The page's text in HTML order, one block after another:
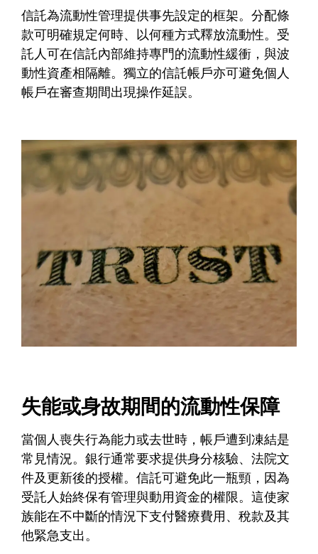
信託為流動性管理提供事先設定的框架。分配條
款可明確規定何時、以何種方式釋放流動性。受
託人可在信託內部維持專門的流動性緩衝，與波
動性資產相隔離。獨立的信託帳戶亦可避免個人
帳戶在審查期間出現操作延誤。
失能或身故期間的流動性保障
當個人喪失行為能力或去世時，帳戶遭到凍結是
常見情況。銀行通常要求提供身分核驗、法院文
件及更新後的授權。信託可避免此一瓶頸，因為
受託人始終保有管理與動用資金的權限。這使家
族能在不中斷的情況下支付醫療費用、稅款及其
他緊急支出。